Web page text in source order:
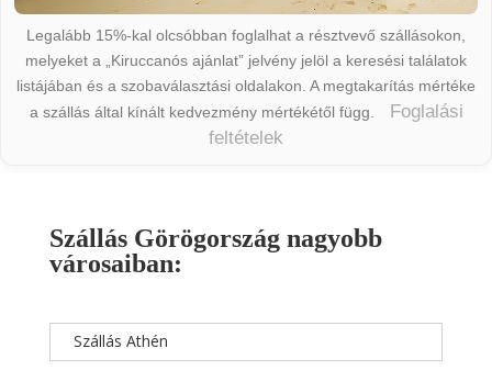
Legalább 15%-kal olcsóbban foglalhat a résztvevő szállásokon,
melyeket a „Kiruccanós ajánlat” jelvény jelöl a keresési találatok
listájában és a szobaválasztási oldalakon. A megtakarítás mértéke
a szállás által kínált kedvezmény mértékétől függ.
Foglalási
feltételek
Szállás Görögország nagyobb
városaiban:
Szállás Athén